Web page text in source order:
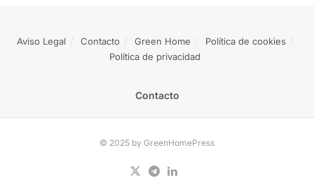
Aviso Legal Contacto Green Home
Política de cookies
Política de privacidad
Contacto
© 2025 by GreenHomePress